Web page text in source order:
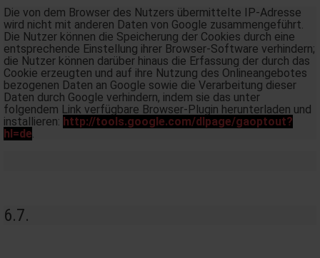
Die von dem Browser des Nutzers übermittelte IP-Adresse
wird nicht mit anderen Daten von Google zusammengeführt.
Die Nutzer können die Speicherung der Cookies durch eine
entsprechende Einstellung ihrer Browser-Software verhindern;
die Nutzer können darüber hinaus die Erfassung der durch das
Cookie erzeugten und auf ihre Nutzung des Onlineangebotes
bezogenen Daten an Google sowie die Verarbeitung dieser
Daten durch Google verhindern, indem sie das unter
folgendem Link verfügbare Browser-Plugin herunterladen und
installieren: http://tools.google.com/dlpage/gaoptout?
hl=de.
6.7.